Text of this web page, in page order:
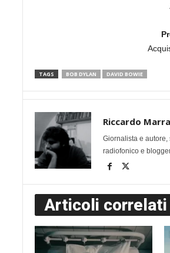
TAGS BOB DYLAN DAVID BOWIE
Riccardo Marra
Giornalista e
radiofonico e
Articoli correlati